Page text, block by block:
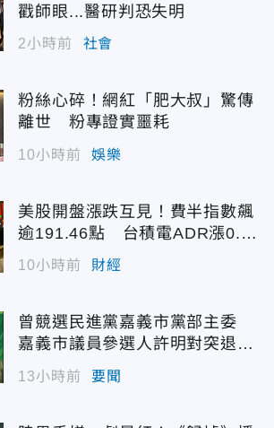
戳師眼...醫研判恐失明
2小時前 社會
粉絲心碎！網紅「肥大叔」驚傳
離世 粉專證實噩耗
10小時前 娛樂
美股開盤漲跌互見！費半指數飆
逾191.46點 台積電ADR漲0.9
3%
10小時前 財經
曾競選民進黨嘉義市黨部主委
嘉義市議員參選人許明對突退
選！
13小時前 要聞